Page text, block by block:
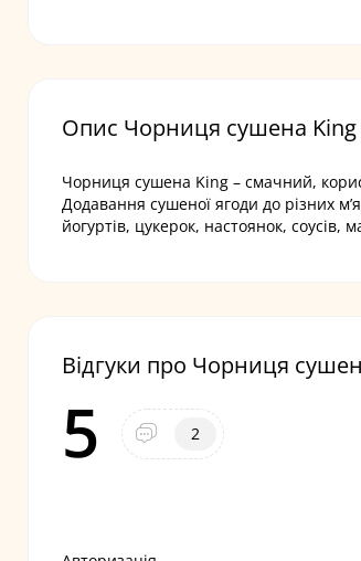
Опис Чорниця сушена King
Чорниця сушена King – cмачний,
Додавання сушеної ягоди до різних
йогуртів, цукерок, настоянок,
Відгуки про Чорниця
5 2